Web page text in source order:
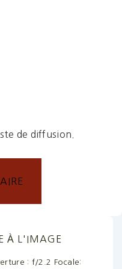
de diffusion.
À L'IMAGE
: f/2.2
Focale: